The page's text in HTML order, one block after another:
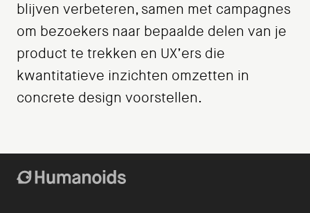
blijven verbeteren, samen met campagnes
om bezoekers naar bepaalde delen van je
product te trekken en UX’ers die
kwantitatieve inzichten omzetten in
concrete design voorstellen.